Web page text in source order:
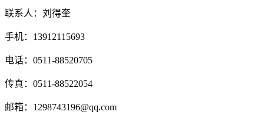
联系人：刘得奎
手机：13912115693
电话：0511-88520705
传真：0511-88522054
邮箱：1298743196@qq.com